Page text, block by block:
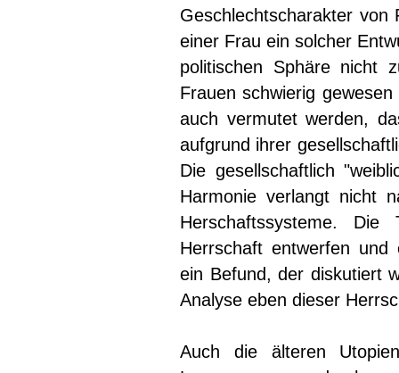
Geschlechtscharakter von
einer Frau ein solcher
politischen Sphäre nicht
Frauen schwierig
auch vermutet werden,
aufgrund ihrer
Die gesellschaftlich
Harmonie verlangt nicht
Herschaftssysteme.
Herrschaft entwerfen und
ein Befund, der diskutiert
Analyse eben dieser
Auch die älteren